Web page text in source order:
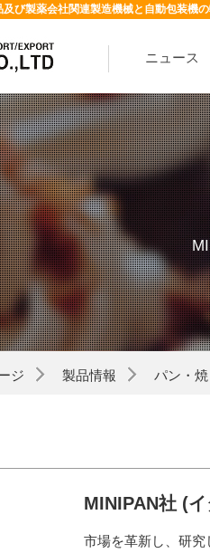
び製薬会社関連製造機械と自動包装機
ニュース
ジ 製品情報 パン・
MINIPAN社 (
市場を革新し、研究